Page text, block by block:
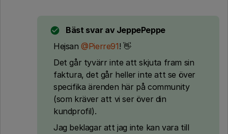
Bäst svar av JeppePeppe
Hejsan@Pierre91! 👋
Det går tyvärr inte att skjuta fram sin
faktura, det går heller inte att se över
specifika ärenden här på community
(som kräver att vi ser över din
kundprofil).
Jag beklagar att jag inte kan vara till